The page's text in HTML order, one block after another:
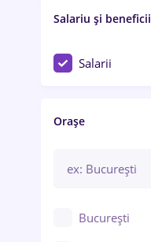
Salariu și beneficii
Salarii
Orașe
București